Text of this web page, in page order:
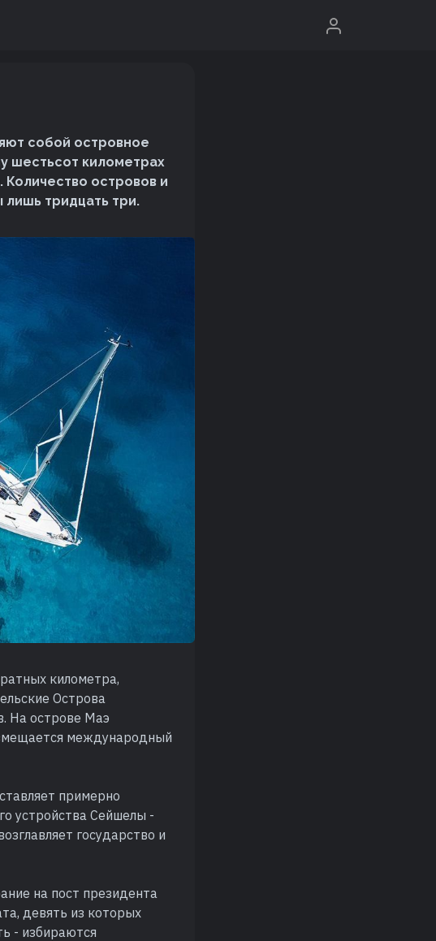
собой островное
шестьсот километрах
Количество островов и
лишь тридцать три.
километра,
Острова
На острове Маэ
международный
примерно
устройства Сейшелы -
государство и
на пост президента
девять из которых
- избираются